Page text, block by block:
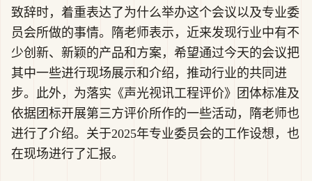
致辞时，着重表达了为什么举办这个会议以及专业委
员会所做的事情。隋老师表示，近来发现行业中有不
少创新、新颖的产品和方案，希望通过今天的会议把
其中一些进行现场展示和介绍，推动行业的共同进
步。此外，为落实《声光视讯工程评价》团体标准及
依据团标开展第三方评价所作的一些活动，隋老师也
进行了介绍。关于2025年专业委员会的工作设想，也
在现场进行了汇报。